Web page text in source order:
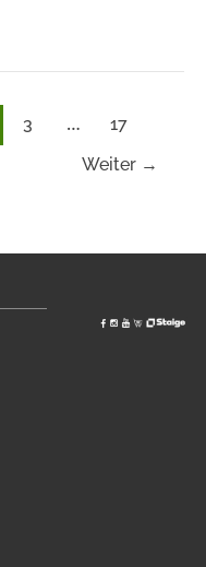
3 …
17
Weiter →